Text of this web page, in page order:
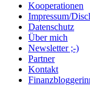
Kooperationen
Impressum/
Datenschutz
Über mich
Newsletter ;-)
Partner
Kontakt